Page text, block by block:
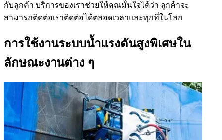
กับลูกค้า บริการของเราช่วยให้คุณมั่นใจได้ว่า ลูกค้าจะ
สามารถติดต่อเราติดต่อได้ตลอดเวลาและทุกที่ในโลก
การใช้งานระบบน้ำแรงดันสูงพิเศษใน
ลักษณะงานต่าง ๆ